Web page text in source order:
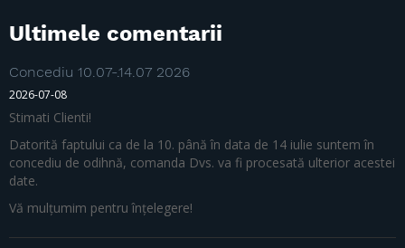
Ultimele comentarii
Concediu 10.07-.14.07 2026
2026-07-08
Stimati Clienti!
Datorită faptului ca de la 10. până în data de 14 iulie suntem în
concediu de odihnă, comanda Dvs. va fi procesată ulterior acestei
date.
Vă mulțumim pentru înțelegere!